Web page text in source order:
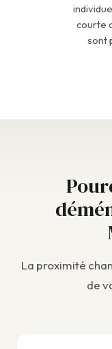
courte
sont
La proximité
de